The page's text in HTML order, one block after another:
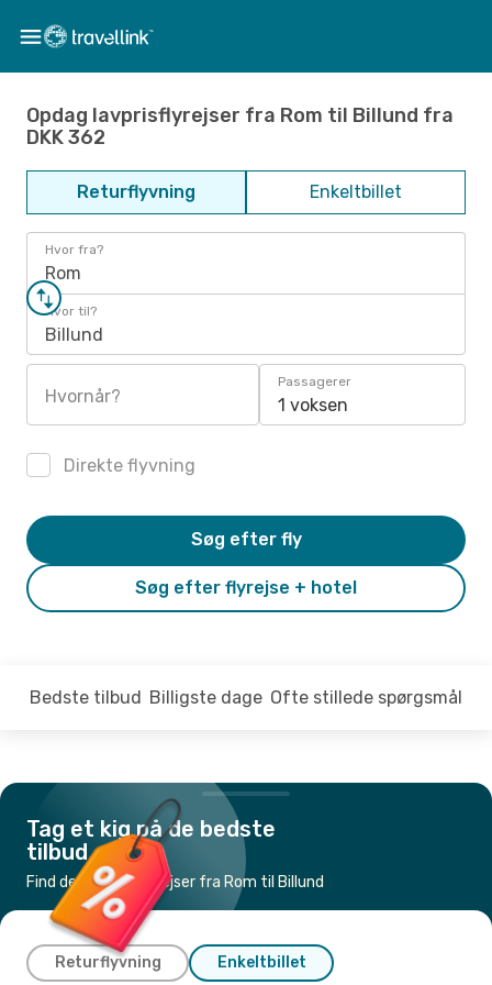
Opdag lavprisflyrejser fra Rom til Billund fra
DKK 362
Returflyvning Enkeltbillet
Hvor fra?
Rom
Hvor til?
Billund
Hvornår?
Passagerer
1 voksen
Direkte flyvning
Søg efter flyrejse + hotel
Søg efter fly
Bedste tilbud Billigste dage Ofte stillede spørgsmål
Tag et kig på de bedste
tilbud
Find de billigste flyrejser fra Rom til Billund
Returflyvning Enkeltbillet